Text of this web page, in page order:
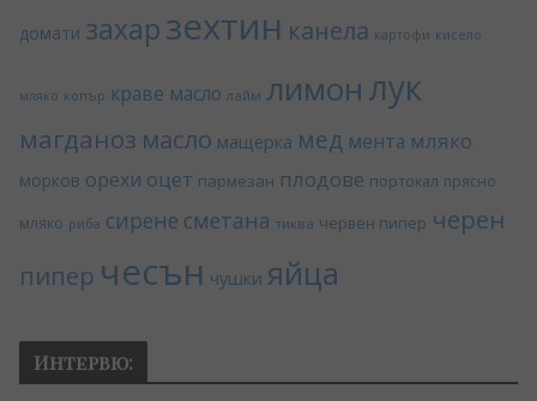
домати захарзехтин канела картофи кисело
мляко копър краве масло лайм лимонлук
магданоз масло мащерка мед мента мляко
морков орехи оцет пармезан плодове портокал прясно
мляко риба сирене сметана тиква червен пипер черен
пипер чесън чушки яйца
Интервю: